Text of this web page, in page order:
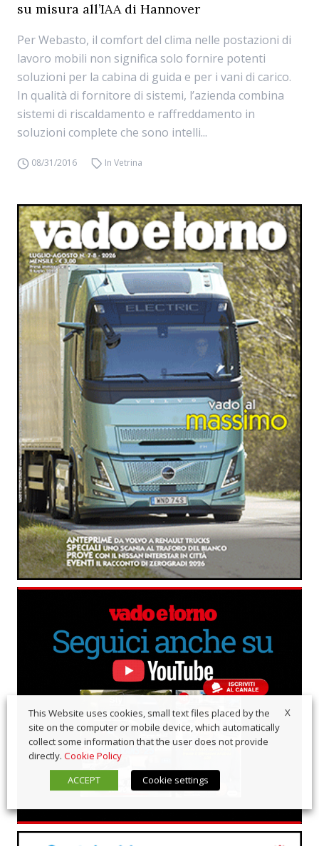
su misura all’IAA di Hannover
Per Webasto, il comfort del clima nelle postazioni di
lavoro mobili non significa solo fornire potenti
soluzioni per la cabina di guida e per i vani di carico.
In qualità di fornitore di sistemi, l’azienda combina
sistemi di riscaldamento e raffreddamento in
soluzioni complete che sono intelli...
08/31/2016 In Vetrina
X
This Website uses cookies, small text files placed by the
site on the computer or mobile device, which automatically
collect some information that the user does not provide
directly. Cookie Policy
ACCEPT
Cookie settings